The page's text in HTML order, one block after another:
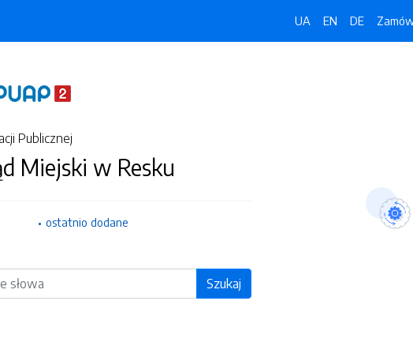
UA EN DE
Publicznej
Miejski w Resku
ostatnio dodane
Szukaj